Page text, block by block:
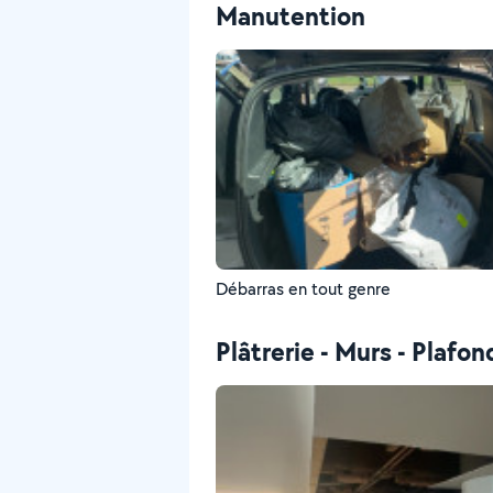
Manutention
Débarras en tout genre
Plâtrerie - Murs -